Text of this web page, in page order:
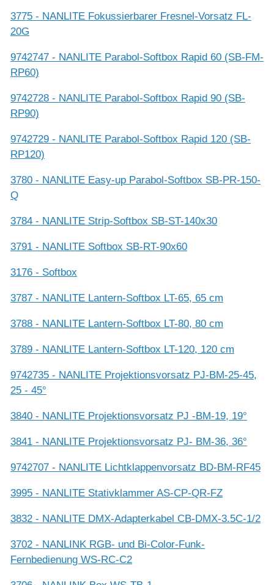
3775 - NANLITE Fokussierbarer Fresnel-Vorsatz FL-
20G
9742747 - NANLITE Parabol-Softbox Rapid 60 (SB-FM-
RP60)
9742728 - NANLITE Parabol-Softbox Rapid 90 (SB-
RP90)
9742729 - NANLITE Parabol-Softbox Rapid 120 (SB-
RP120)
3780 - NANLITE Easy-up Parabol-Softbox SB-PR-150-
Q
3784 - NANLITE Strip-Softbox SB-ST-140x30
3791 - NANLITE Softbox SB-RT-90x60
3176 - Softbox
3787 - NANLITE Lantern-Softbox LT-65, 65 cm
3788 - NANLITE Lantern-Softbox LT-80, 80 cm
3789 - NANLITE Lantern-Softbox LT-120, 120 cm
9742735 - NANLITE Projektionsvorsatz PJ-BM-25-45,
25 - 45°
3840 - NANLITE Projektionsvorsatz PJ -BM-19, 19°
3841 - NANLITE Projektionsvorsatz PJ- BM-36, 36°
9742707 - NANLITE Lichtklappenvorsatz BD-BM-RF45
3995 - NANLITE Stativklammer AS-CP-QR-FZ
3832 - NANLITE DMX-Adapterkabel CB-DMX-3.5C-1/2
3702 - NANLINK RGB- und Bi-Color-Funk-
Fernbedienung WS-RC-C2